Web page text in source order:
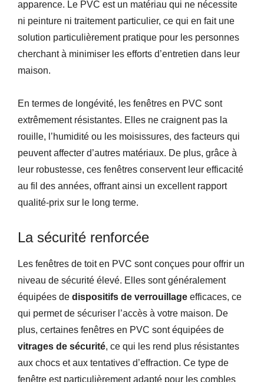
apparence. Le PVC est un matériau qui ne nécessite
ni peinture ni traitement particulier, ce qui en fait une
solution particulièrement pratique pour les personnes
cherchant à minimiser les efforts d’entretien dans leur
maison.
En termes de longévité, les fenêtres en PVC sont
extrêmement résistantes. Elles ne craignent pas la
rouille, l’humidité ou les moisissures, des facteurs qui
peuvent affecter d’autres matériaux. De plus, grâce à
leur robustesse, ces fenêtres conservent leur efficacité
au fil des années, offrant ainsi un excellent rapport
qualité-prix sur le long terme.
La sécurité renforcée
Les fenêtres de toit en PVC sont conçues pour offrir un
niveau de sécurité élevé. Elles sont généralement
équipées de dispositifs de verrouillage efficaces, ce
qui permet de sécuriser l’accès à votre maison. De
plus, certaines fenêtres en PVC sont équipées de
vitrages de sécurité, ce qui les rend plus résistantes
aux chocs et aux tentatives d’effraction. Ce type de
fenêtre est particulièrement adapté pour les combles